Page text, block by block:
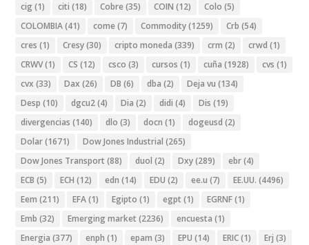
cig (1) citi (18) Cobre (35) COIN (12) Colo (5)
COLOMBIA(41) come (7) Commodity(1259) Crb (54)
cres (1) Cresy(30) cripto moneda (339) crm (2) crwd (1)
CRWV(1) CS (12) csco (3) cursos (1) cuña (1928) cvs (1)
cvx (33) Dax (26) DB (6) dba (2) Deja vu (134)
Desp (10) dgcu2(4) Dia (2) didi (4) Dis (19)
divergencias (140) dlo (3) docn (1) dogeusd (2)
Dolar(1671) Dow Jones Industrial (265)
Dow Jones Transport (88) duol (2) Dxy(289) ebr(4)
ECB (5) ECH (12) edn (14) EDU (2) ee.u (7) EE.UU. (4496)
Eem (211) EFA(1) Egipto (1) egpt (1) EGRNF(1)
Emb (32) Emerging market (2236) encuesta (1)
Energia (377) enph (1) epam (3) EPU (14) ERIC(1) Erj (3)